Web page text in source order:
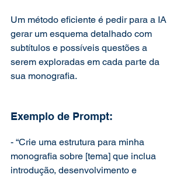
Um método eficiente é pedir para a IA
gerar um esquema detalhado com
subtítulos e possíveis questões a
serem exploradas em cada parte da
sua monografia.
Exemplo de Prompt:
- “Crie uma estrutura para minha
monografia sobre [tema] que inclua
introdução, desenvolvimento e